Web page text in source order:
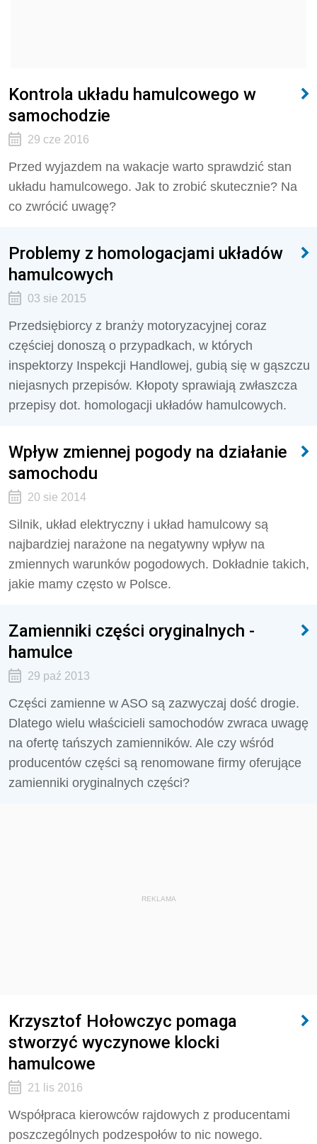
Kontrola układu hamulcowego w
samochodzie
29 cze 2016
Przed wyjazdem na wakacje warto sprawdzić stan
układu hamulcowego. Jak to zrobić skutecznie? Na
co zwrócić uwagę?
Problemy z homologacjami układów
hamulcowych
03 sie 2015
Przedsiębiorcy z branży motoryzacyjnej coraz
częściej donoszą o przypadkach, w których
inspektorzy Inspekcji Handlowej, gubią się w gąszczu
niejasnych przepisów. Kłopoty sprawiają zwłaszcza
przepisy dot. homologacji układów hamulcowych.
Wpływ zmiennej pogody na działanie
samochodu
20 sie 2014
Silnik, układ elektryczny i układ hamulcowy są
najbardziej narażone na negatywny wpływ na
zmiennych warunków pogodowych. Dokładnie takich,
jakie mamy często w Polsce.
Zamienniki części oryginalnych -
hamulce
29 paź 2013
Części zamienne w ASO są zazwyczaj dość drogie.
Dlatego wielu właścicieli samochodów zwraca uwagę
na ofertę tańszych zamienników. Ale czy wśród
producentów części są renomowane firmy oferujące
zamienniki oryginalnych części?
REKLAMA
Krzysztof Hołowczyc pomaga
stworzyć wyczynowe klocki
hamulcowe
21 lis 2016
Współpraca kierowców rajdowych z producentami
poszczególnych podzespołów to nic nowego.